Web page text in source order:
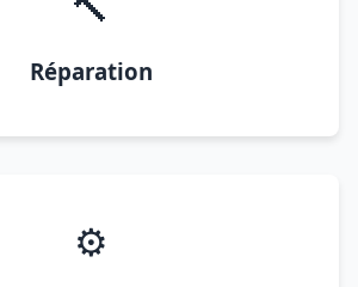
Réparation
⚙️